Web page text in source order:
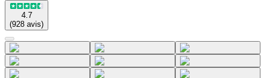
4.7
(928 avis)